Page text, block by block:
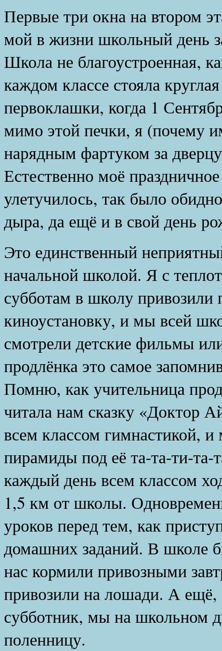
Первые три окна на втором
мой в жизни школьный день
Школа не благоустроенная,
каждом классе стояла
первоклашки, когда 1
мимо этой печки, я (почему
нарядным фартуком за
Естественно моё
улетучилось, так было
дыра, да ещё и в свой день
Это единственный
начальной школой. Я с
субботам в школу
киноустановку, и мы всей
смотрели детские фильмы
продлёнка это самое
Помню, как учительница
читала нам сказку «Доктор
всем классом гимнастикой,
пирамиды под её та-та-ти-
каждый день всем классом
1,5 км от школы.
уроков перед тем, как
домашних заданий. В школе
нас кормили привозными
привозили на лошади. А ещё,
субботник, мы на школьном
поленницу.